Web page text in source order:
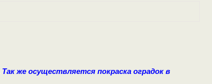
Так же осуществляется покраска оградок в